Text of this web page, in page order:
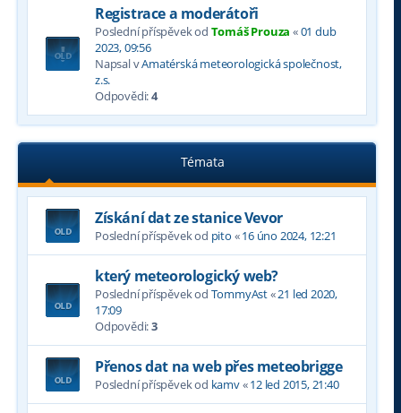
Registrace a moderátoři
Poslední příspěvek od Tomáš Prouza «01 dub
2023, 09:56
Napsal vAmatérská meteorologická společnost,
z.s.
Odpovědi:4
Témata
Získání dat ze stanice Vevor
Poslední příspěvek od pito «16 úno 2024, 12:21
který meteorologický web?
Poslední příspěvek od TommyAst«21 led 2020,
17:09
Odpovědi:3
Přenos dat na web přes meteobrigge
Poslední příspěvek od kamv«12 led 2015, 21:40